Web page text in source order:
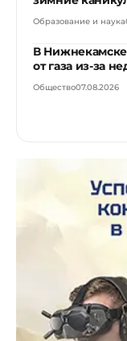
Образование и наука
В
от газа из-за
Общество07.08.2026